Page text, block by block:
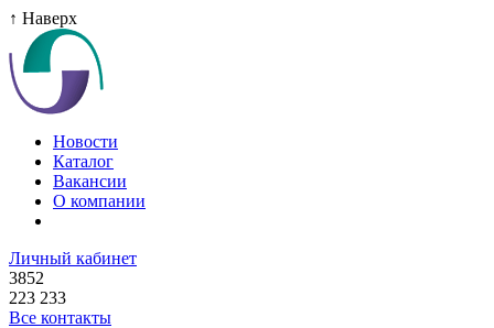
↑ Наверх
Новости
Каталог
Вакансии
О компании
Личный кабинет
3852
223 233
Все контакты